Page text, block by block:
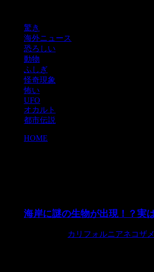
驚き
海外ニュース
恐ろしい
動物
ふしぎ
怪奇現象
怖い
UFO
オカルト
都市伝説
HOME
海岸に謎の生物が出現！？実
カリフォルニアネコザメ